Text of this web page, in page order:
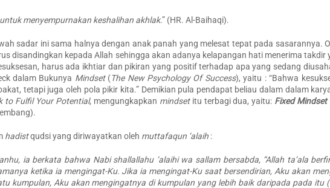
menyempurnakan keshalihan akhlak.” (HR. Al-Baihaqi).
sadar ini sama halnya dengan anak panah yang melesat tepat pada sasarannya.
disandingkan kepada Allah sehingga akan adanya kelapangan hati menerima takdir
harus ada ikhtiar dan pikiran yang positif terhadap apa yang sedang
dalam Bukunya Mindset(The New Psychology Of Success), yaitu : “Bahwa
tetapi juga oleh pola pikir kita.” Demikian pula pendapat beliau dalam dalam
to Fulfil Your Potential, mengungkapkan mindsetitu terbagi dua, yaitu: Fixed Mindset
hadistqudsi yang diriwayatkan oleh muttafaqun ‘alaih :
ia berkata bahwa Nabi shallallahu ‘alaihi wa sallam bersabda, “Allah ta’ala
ketika ia mengingat-Ku. Jika ia mengingat-Ku saat bersendirian, Aku akan
kumpulan, Aku akan mengingatnya di kumpulan yang lebih baik daripada pada itu